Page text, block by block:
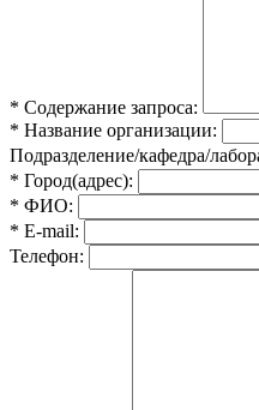
* Содержание запроса:
* Название организации:
Подразделение/кафедра/
* Город(адрес):
* ФИО:
* E-mail:
Телефон: